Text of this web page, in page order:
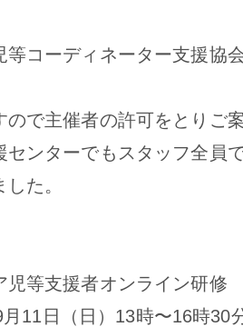
コーディネーター支援協
で主催者の許可をとりご
ンターでもスタッフ全員
た。
等支援者オンライン研修
11日（日）13時〜16時30